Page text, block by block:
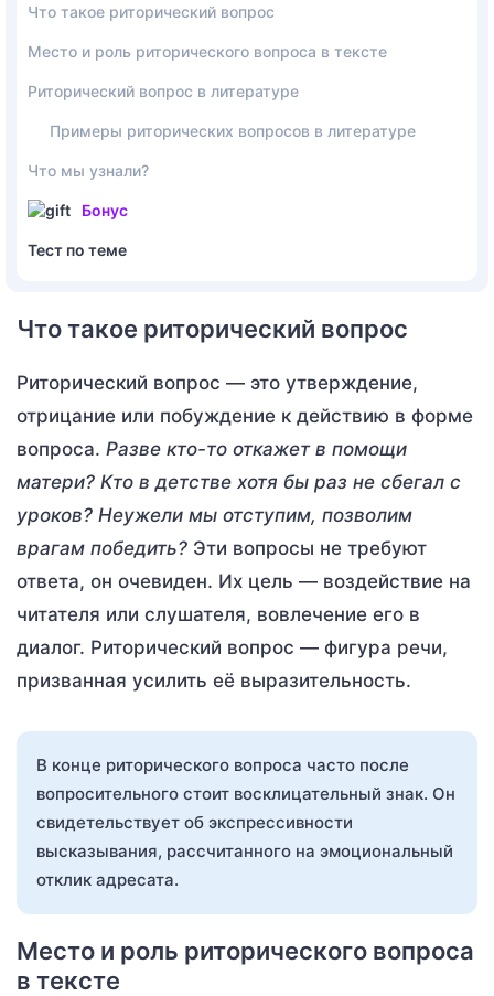
Что такое риторический вопрос
Место и роль риторического вопроса в тексте
Риторический вопрос в литературе
Примеры риторических вопросов в литературе
Что мы узнали?
Бонус
Тест по теме
Что такое риторический вопрос
Риторический вопрос — это утверждение,
отрицание или побуждение к действию в форме
вопроса. Разве кто-то откажет в помощи
матери? Кто в детстве хотя бы раз не сбегал с
уроков? Неужели мы отступим, позволим
врагам победить? Эти вопросы не требуют
ответа, он очевиден. Их цель — воздействие на
читателя или слушателя, вовлечение его в
диалог. Риторический вопрос — фигура речи,
призванная усилить её выразительность.
В конце риторического вопроса часто после
вопросительного стоит восклицательный знак. Он
свидетельствует об экспрессивности
высказывания, рассчитанного на эмоциональный
отклик адресата.
Место и роль риторического вопроса
в тексте